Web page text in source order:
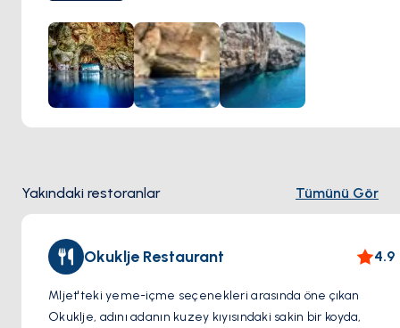
yüzme yapabilirler.
Yakındaki restoranlar Tümünü Gör
Okuklje Restaurant 4.9
Mljet'teki yeme-içme seçenekleri arasında öne çıkan
Okuklje, adını adanın kuzey kıyısındaki sakin bir koyda,